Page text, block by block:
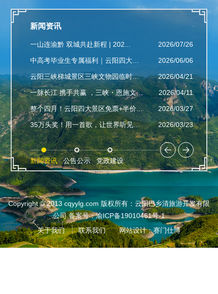
10/26
07/02
04/22
04/15
09/15
09/07
新闻资讯
一山连渝黔 双城共赴新程 | 202... 2026/07/26
2026/06/06
云阳三峡梯城景区三峡文物园临时闭园公... 2026/04/21
一脉长江 携手共赢 ，三峡・恩施文旅... 2026/04/11
整个四月！云阳四大景区免票+半价福利... 2026/03/27
35万头奖！用一首歌，让世界听见云阳 2026/03/23
公示
【龙缸
【龙缸
【龙缸
【龙缸
新闻资讯 公告公示 党政建设
Copyright © 2013 cqyylg.com 版权所有：云阳巴乡清旅游开发有限
公司备案号：渝ICP备19010461号-1
关于我们
联系我们 网站设计：赛门仕博